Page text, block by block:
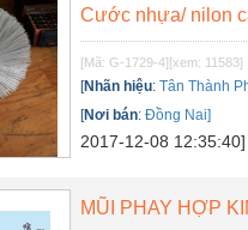
Cước nhựa/ nilon
[Mã: G-1729-4][xem: 11583]
[Nhãn hiệu:Tân Thành
[Nơi bán:Đồng Nai]
2017-12-08 12:35:40]
MŨI PHAY HỢP